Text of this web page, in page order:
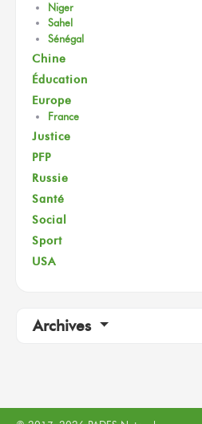
Niger
Sahel
Sénégal
Chine
Éducation
Europe
France
Justice
PFP
Russie
Santé
Social
Sport
USA
Archives